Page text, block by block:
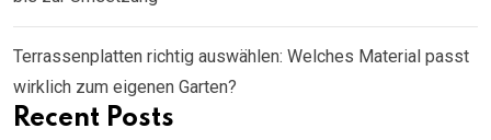
Terrassenplatten richtig auswählen: Welches Material passt
wirklich zum eigenen Garten?
Recent Posts